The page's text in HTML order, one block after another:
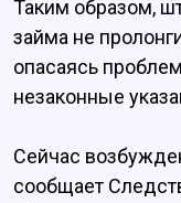
Таким образом,
займа не
опасаясь
незаконные
Сейчас
сообщает